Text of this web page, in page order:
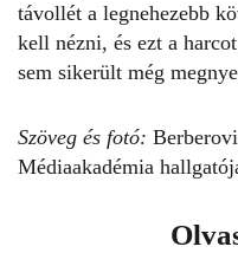
távollét a legnehezebb
kell nézni, és ezt a
sem sikerült még
Szöveg és fotó:
Médiaakadémia